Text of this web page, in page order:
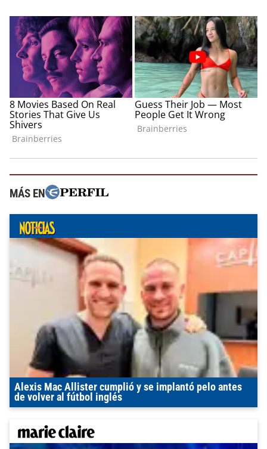
MÁS EN
Alexis Mac Allister cumplió y se implantó pelo antes
de volver al fútbol inglés